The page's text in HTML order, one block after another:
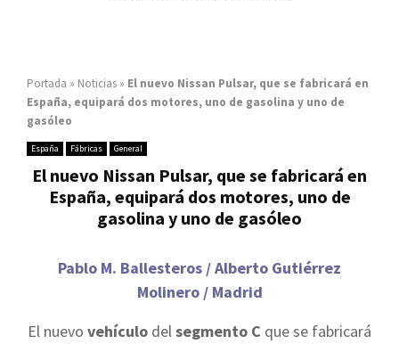
Portada » Noticias » El nuevo Nissan Pulsar, que se fabricará en
España, equipará dos motores, uno de gasolina y uno de
gasóleo
España Fábricas General
El nuevo Nissan Pulsar, que se fabricará en
España, equipará dos motores, uno de
gasolina y uno de gasóleo
Pablo M. Ballesteros / Alberto Gutiérrez
Molinero / Madrid
El nuevo vehículo delsegmento C que se fabricará